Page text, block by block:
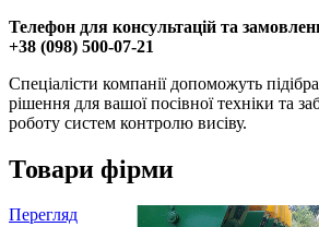
Телефон для консультацій та
+38 (098) 500-07-21
Спеціалісти компанії допоможуть
рішення для вашої посівної техніки та
роботу систем контролю висіву.
Товари фірми
Перегляд